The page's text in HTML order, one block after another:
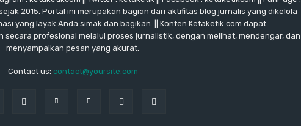
2015. Portal ini merupakan bagian dari aktifitas blog jurnalis yang dikelola
yang layak Anda simak dan bagikan. || Konten Ketaketik.com dapat
profesional melalui proses jurnalistik, dengan melihat, mendengar, dan
menyampaikan pesan yang akurat.
Contact us: contact@yoursite.com